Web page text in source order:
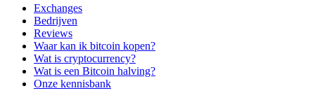
Exchanges
Bedrijven
Reviews
Waar kan ik bitcoin kopen?
Wat is cryptocurrency?
Wat is een Bitcoin halving?
Onze kennisbank